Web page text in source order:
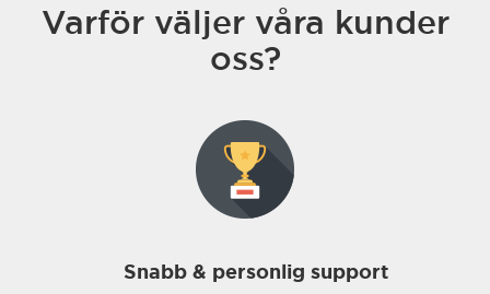
Varför väljer våra kunder
oss?
Snabb & personlig support